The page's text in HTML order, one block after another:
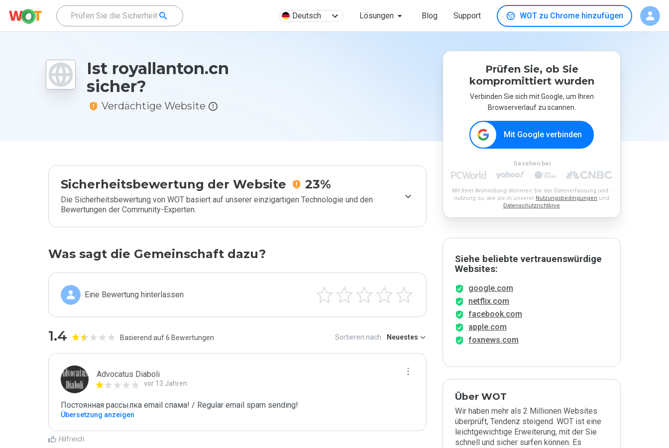
Deutsch Lösungen Blog Support WOT zu Chrome hinzufügen
Ist royallanton.cn
sicher?
Verdächtige Website
Sicherheitsbewertung der Website 23%
Die Sicherheitsbewertung von WOT basiert auf unserer einzigartigen Technologie und den
Bewertungen der Community-Experten.
Was sagt die Gemeinschaft dazu?
Eine Bewertung hinterlassen
1.4 Basierend auf 6 Bewertungen Sortieren nach: Neuestes
Advocatus Diaboli
vor 13 Jahren
Постоянная рассылка email спама! / Regular email spam sending!
Übersetzung anzeigen
Hilfreich
Prüfen Sie, ob Sie
kompromittiert wurden
Verbinden Sie sich mit Google, um Ihren
Browserverlauf zu scannen.
Mit Google verbinden
Gesehen bei
Mit Ihrer Anmeldung stimmen Sie der Datenerfassung und -
nutzung zu, wie sie in unserer Nutzungsbedingungen und
Datenschutzrichtlinie
Siehe beliebte vertrauenswürdige
Websites:
google.com
netflix.com
facebook.com
apple.com
foxnews.com
Über WOT
Wir haben mehr als 2 Millionen Websites
überprüft, Tendenz steigend. WOT ist eine
leichtgewichtige Erweiterung, mit der Sie
schnell und sicher surfen können. Es